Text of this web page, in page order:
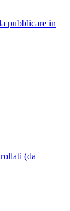
pubblicare in
(da